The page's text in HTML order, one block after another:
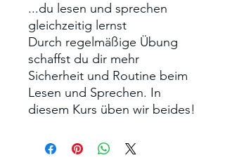
...du lesen und sprechen
gleichzeitig lernst
Durch regelmäßige Übung
schaffst du dir mehr
Sicherheit und Routine beim
Lesen und Sprechen. In
diesem Kurs üben wir beides!